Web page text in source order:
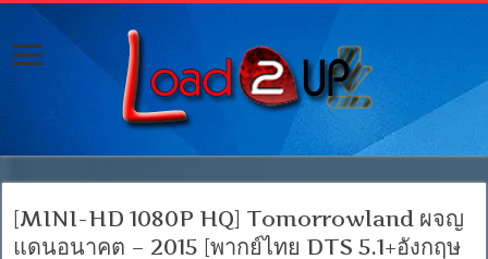
[MINI-HD 1080P HQ] Tomorrowland ผจญ
แดนอนาคต – 2015 [พากย์ไทย DTS 5.1+อังกฤษ